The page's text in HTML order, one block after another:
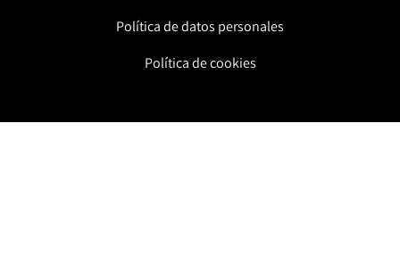
Política de datos personales
Política de cookies